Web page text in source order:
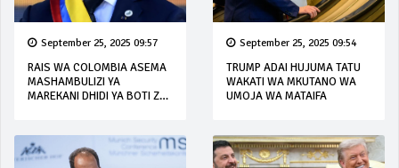
September 25, 2025 09:57
RAIS WA COLOMBIA ASEMA
MASHAMBULIZI YA
MAREKANI DHIDI YA BOTI ZA
September 25, 2025 09:54
TRUMP ADAI HUJUMA TATU
WAKATI WA MKUTANO WA
UMOJA WA MATAIFA